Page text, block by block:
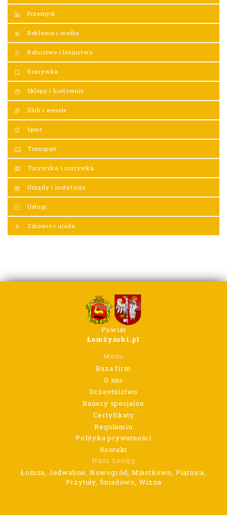
Przemysł
Reklama i media
Rolnictwo i leśnictwo
Rozrywka
Sklepy i hurtownie
Ślub i wesele
Sport
Transport
Turystyka i rozrywka
Urzędy i instytucje
Usługi
Zdrowie i uroda
Powiat
Łomżyński.pl
Menu
Baza firm
O nas
Uczestnictwo
Banery specjalne
Certyfikaty
Regulamin
Polityka prywatności
Kontakt
Nasz zasięg
Łomża, Jedwabne, Nowogród, Miastkowo, Piątnica,
Przytuły, Śniadowo, Wizna